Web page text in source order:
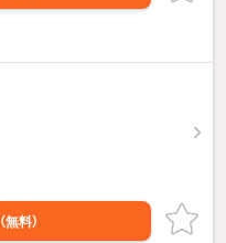
（無料）